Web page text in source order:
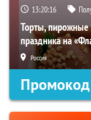
13:20:15
Торты, пирожные
праздника на
Россия
Промокод